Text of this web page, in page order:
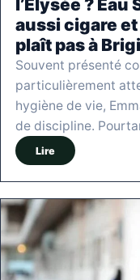
l’Elysée ?
aussi cigare
plaît pas à
Souvent présenté
particulièrement
hygiène de vie,
de discipline.
Lire